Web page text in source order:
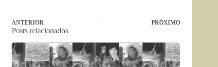
ANTERIOR PRÓXIMO
Posts relacionados